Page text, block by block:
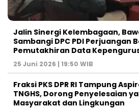
Jalin Sinergi Kelembagaan,
Sambangi DPC PDI Perjuangan
Pemutakhiran Data
25 Juni 2026 | 19:50 WIB
‎Fraksi PKS DPR RI Tampung
TNGHS, Dorong Penyelesaian
Masyarakat dan Lingkungan‎